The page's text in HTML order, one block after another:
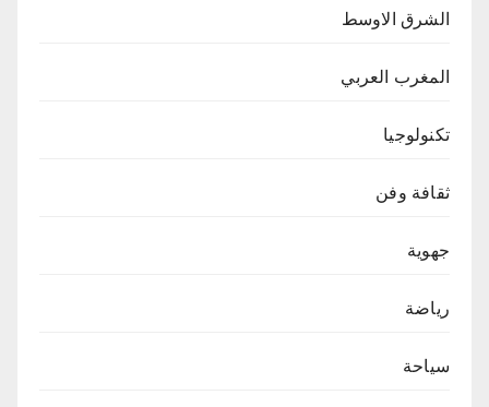
الشرق الاوسط
المغرب العربي
تكنولوجيا
ثقافة وفن
جهوية
رياضة
سياحة